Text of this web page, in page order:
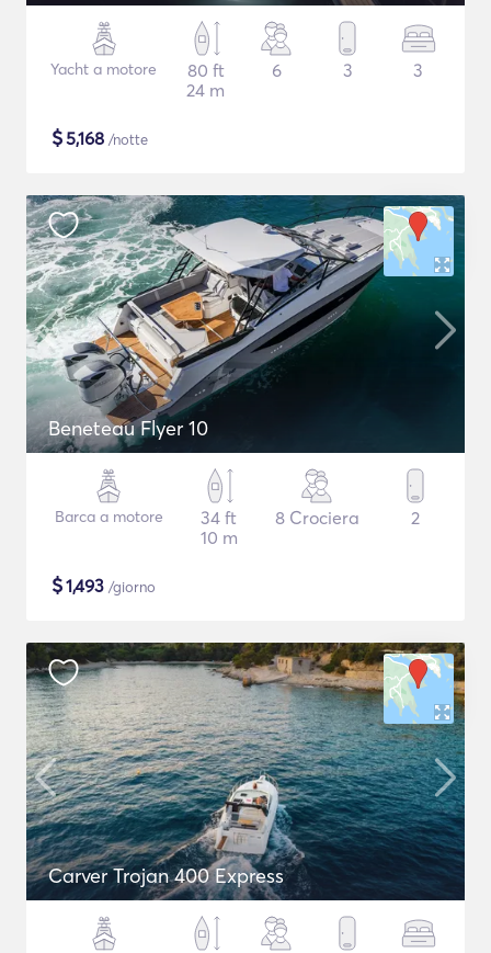
Yacht a motore
80 ft
24 m
6 3 3
$5,168 /notte
Beneteau Flyer 10
Barca a motore
34 ft
10 m
8 Crociera 2
$1,493 /giorno
Carver Trojan 400 Express